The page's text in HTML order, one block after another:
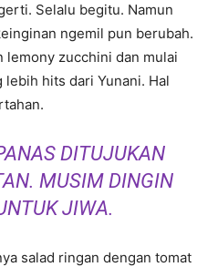
Selalu begitu. Namun
ngemil pun berubah.
lemony zucchini dan mulai
hits dari Yunani. Hal
DITUJUKAN
MUSIM DINGIN
JIWA.
salad ringan dengan tomat